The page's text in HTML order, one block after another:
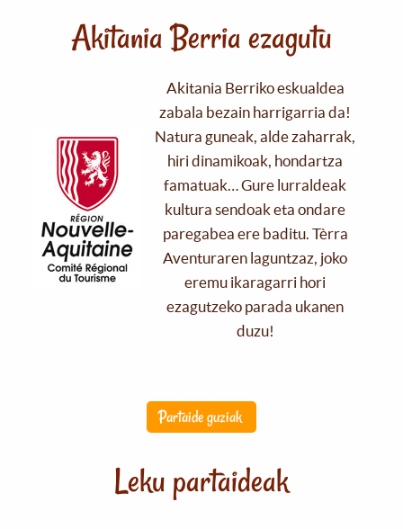
Akitania Berria ezagutu
Akitania Berriko eskualdea
zabala bezain harrigarria da!
Natura guneak, alde zaharrak,
hiri dinamikoak, hondartza
famatuak… Gure lurraldeak
kultura sendoak eta ondare
paregabea ere baditu. Tèrra
Aventuraren laguntzaz, joko
eremu ikaragarri hori
ezagutzeko parada ukanen
duzu!
Partaide guziak
Leku partaideak